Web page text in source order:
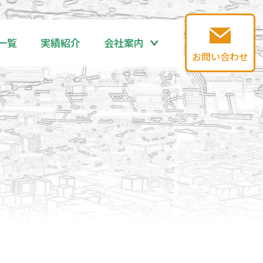
覧 実績紹介 会社案内
お問い合わせ